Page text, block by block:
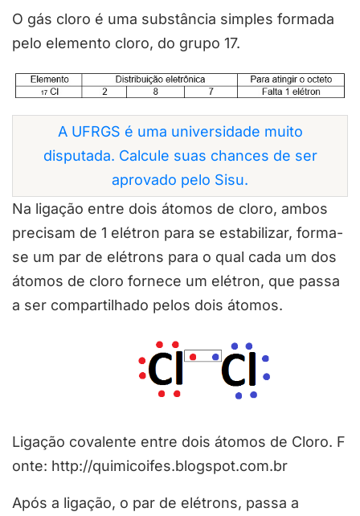
O gás cloro é uma substância simples formada
pelo elemento cloro, do grupo 17.
A UFRGS é uma universidade muito
disputada. Calcule suas chances de ser
aprovado pelo Sisu.
Na ligação entre dois átomos de cloro, ambos
precisam de 1 elétron para se estabilizar, forma-
se um par de elétrons para o qual cada um dos
átomos de cloro fornece um elétron, que passa
a ser compartilhado pelos dois átomos.
Ligação covalente entre dois átomos de Cloro. F
onte: http://quimicoifes.blogspot.com.br
Após a ligação, o par de elétrons, passa a